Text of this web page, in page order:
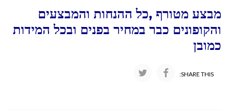
מבצע מטורף ,כל ההנחות והמבצעים
והקופונים כבר במחיר בפנים ובכל המידות
כמובן
SHARE THIS: